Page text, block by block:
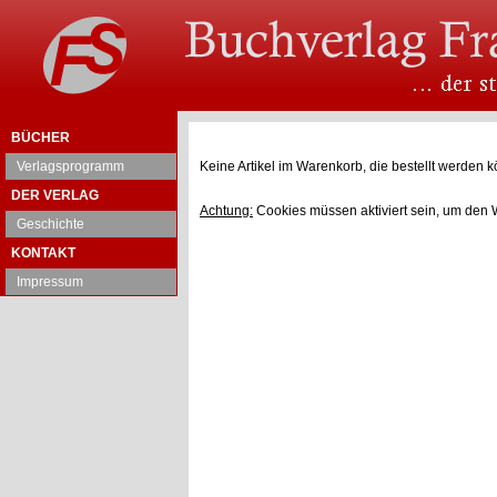
BÜCHER
Verlagsprogramm
DER VERLAG
Geschichte
KONTAKT
Impressum
Keine Artikel im Warenkorb, die bestellt werden
Achtung: Cookies müssen aktiviert sein, um den